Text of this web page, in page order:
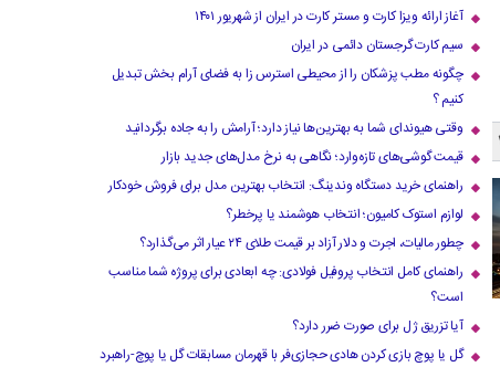
آغاز ارائه ویزا کارت و مستر کارت در ایران از شهریور ۱۴۰۱
سیم کارت گرجستان دائمی در ایران
چگونه مطب پزشکان را از محیطی استرس زا به فضای آرام بخش تبدیل
کنیم ؟
وقتی هیوندای شما به بهترین‌ها نیاز دارد؛ آرامش را به جاده برگردانید
قیمت گوشی‌های تازه‌وارد؛ نگاهی به نرخ مدل‌های جدید بازار
راهنمای خرید دستگاه وندینگ: انتخاب بهترین مدل برای فروش خودکار
لوازم استوک کامیون؛ انتخاب هوشمند یا پرخطر؟
چطور مالیات، اجرت و دلار آزاد بر قیمت طلای ۲۴ عیار اثر می‌گذارد؟
راهنمای کامل انتخاب پروفیل فولادی: چه ابعادی برای پروژه شما مناسب
است؟
آیا تزریق ژل برای صورت ضرر دارد​؟
گل یا پوچ بازی کردن هادی حجازی‌فر با قهرمان مسابقات گل یا پوچ-راهبرد